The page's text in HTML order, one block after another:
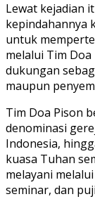
Lewat kejadian
kepindahannya
untuk
melalui Tim
dukungan
maupun
Tim Doa Pison
denominasi
Indonesia,
kuasa Tuhan
melayani
seminar, dan